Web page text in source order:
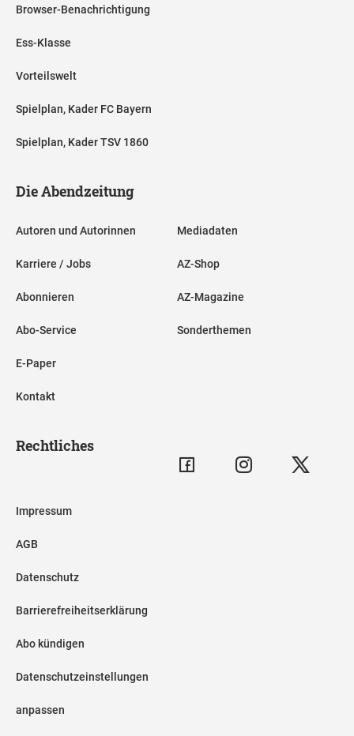
Browser-Benachrichtigung
Ess-Klasse
Vorteilswelt
Spielplan, Kader FC Bayern
Spielplan, Kader TSV 1860
Die Abendzeitung
Autoren und Autorinnen
Karriere / Jobs
Abonnieren
Abo-Service
E-Paper
Kontakt
Mediadaten
AZ-Shop
AZ-Magazine
Sonderthemen
Rechtliches
Impressum
AGB
Datenschutz
Barrierefreiheitserklärung
Abo kündigen
Datenschutzeinstellungen
anpassen